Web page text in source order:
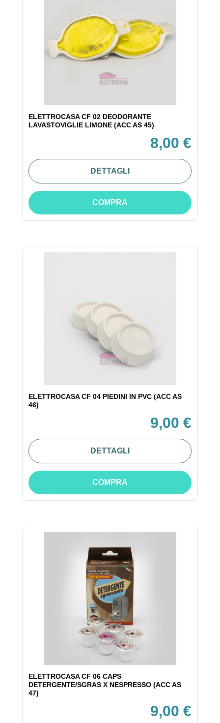
ELETTROCASA CF 02 DEODORANTE
LAVASTOVIGLIE LIMONE (ACC AS 45)
8,00 €
DETTAGLI
COMPRA
ELETTROCASA CF 04 PIEDINI IN PVC (ACC AS
46)
9,00 €
DETTAGLI
COMPRA
ELETTROCASA CF 06 CAPS
DETERGENTE/SGRAS X NESPRESSO (ACC AS
47)
9,00 €